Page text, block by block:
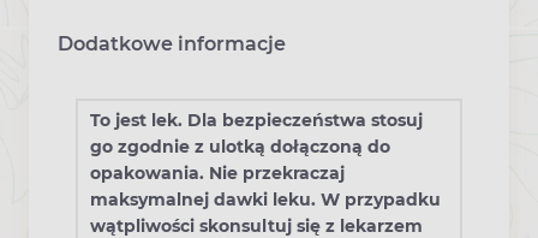
Dodatkowe informacje
To jest lek. Dla bezpieczeństwa stosuj
go zgodnie z ulotką dołączoną do
opakowania. Nie przekraczaj
maksymalnej dawki leku. W przypadku
wątpliwości skonsultuj się z lekarzem